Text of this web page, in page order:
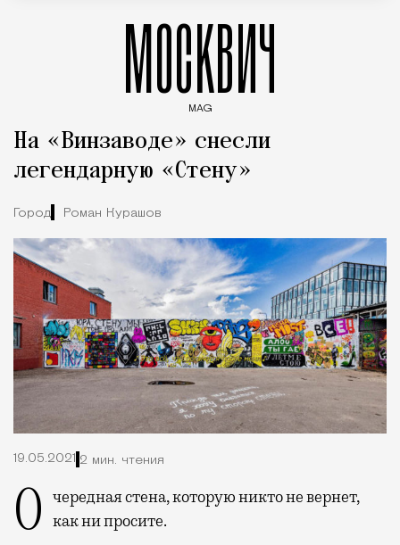
МОСКВИЧ
MAG
На «Винзаводе» снесли
легендарную «Стену»
Город Роман Курашов
19.05.2021 2 мин. чтения
Очередная стена, которую никто не вернет, как ни просите.